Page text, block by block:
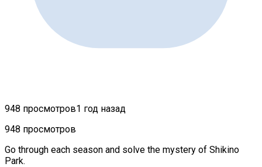
948 просмотров1 год назад
948 просмотров
Go through each season and solve the mystery of Shikino
Park.